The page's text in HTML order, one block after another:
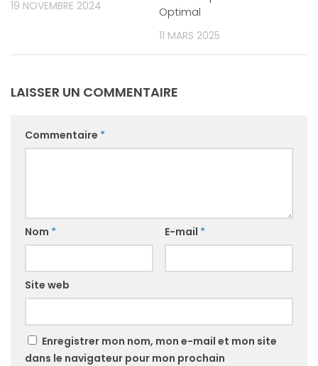
19 NOVEMBRE 2024
Optimal
11 MARS 2025
LAISSER UN COMMENTAIRE
Commentaire *
Nom * E-mail *
Site web
Enregistrer mon nom, mon e-mail et mon site
dans le navigateur pour mon prochain